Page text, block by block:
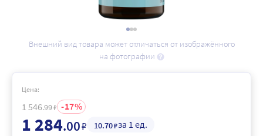
Внешний вид товара может отличаться от изображённого
на фотографии
Цена:
1 546.99₽ 17
1 284.00₽ 10.70₽за 1 ед.